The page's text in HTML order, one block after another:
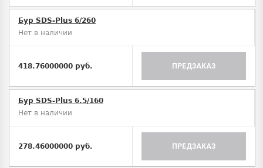
Бур SDS-Plus 6/260
Нет в наличии
418.76000000 руб. ПРЕДЗАКАЗ
Бур SDS-Plus 6.5/160
Нет в наличии
278.46000000 руб. ПРЕДЗАКАЗ